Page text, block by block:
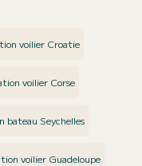
voilier Croatie
voilier Corse
bateau Seychelles
voilier Guadeloupe